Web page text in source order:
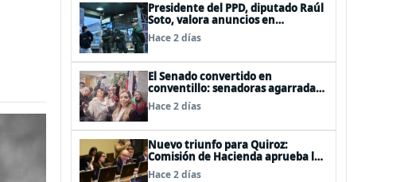
Presidente del PPD, diputado Raúl
Soto, valora anuncios en
seguridad pero advierte ausencia
clave: alzamiento del secreto
Hace 2 días
El Senado convertido en
conventillo: senadoras agarradas
de las mechas
Hace 2 días
Nuevo triunfo para Quiroz:
Comisión de Hacienda aprueba los
vetos a la Megarreforma
Hace 2 días